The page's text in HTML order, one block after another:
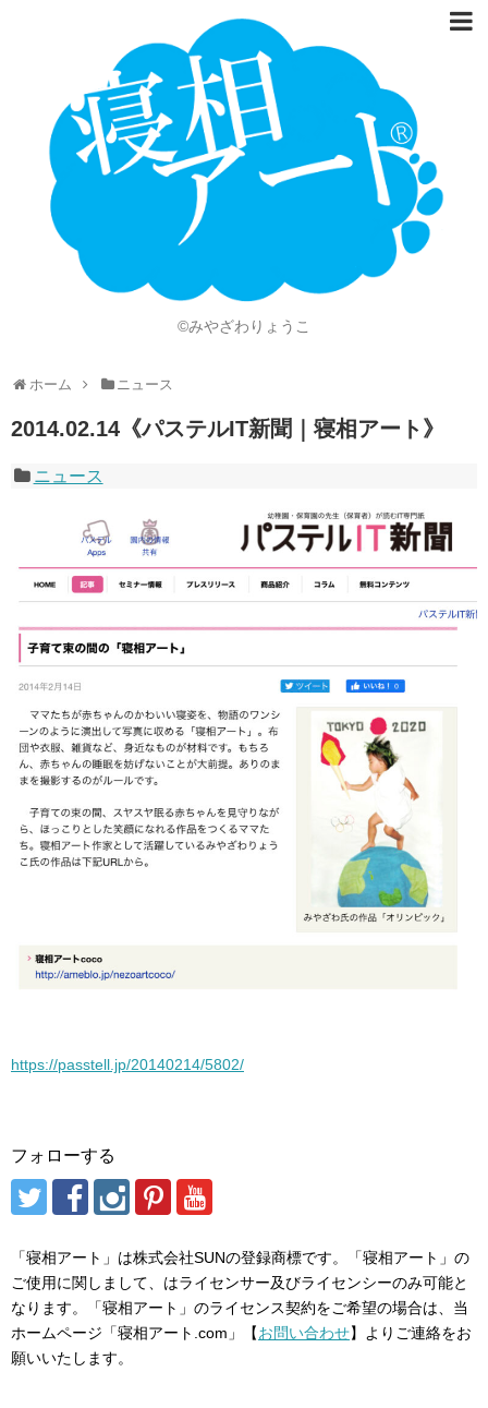
©みやざわりょうこ
ホーム ニュース
2014.02.14《パステルIT新聞｜寝相アート》
ニュース
https://passtell.jp/20140214/5802/
フォローする
「寝相アート」は株式会社SUNの登録商標です。「寝相アート」の
ご使用に関しまして、はライセンサー及びライセンシーのみ可能と
なります。「寝相アート」のライセンス契約をご希望の場合は、当
ホームページ「寝相アート.com」【お問い合わせ】よりご連絡をお
願いいたします。
Language
開催情報
動画
ニュース